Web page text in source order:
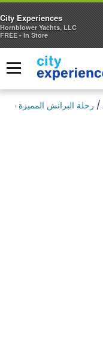
قائمة
/ رحلة البرانش المميزة في
City Experiences
Hornblower Yachts, LLC
FREE - In Store